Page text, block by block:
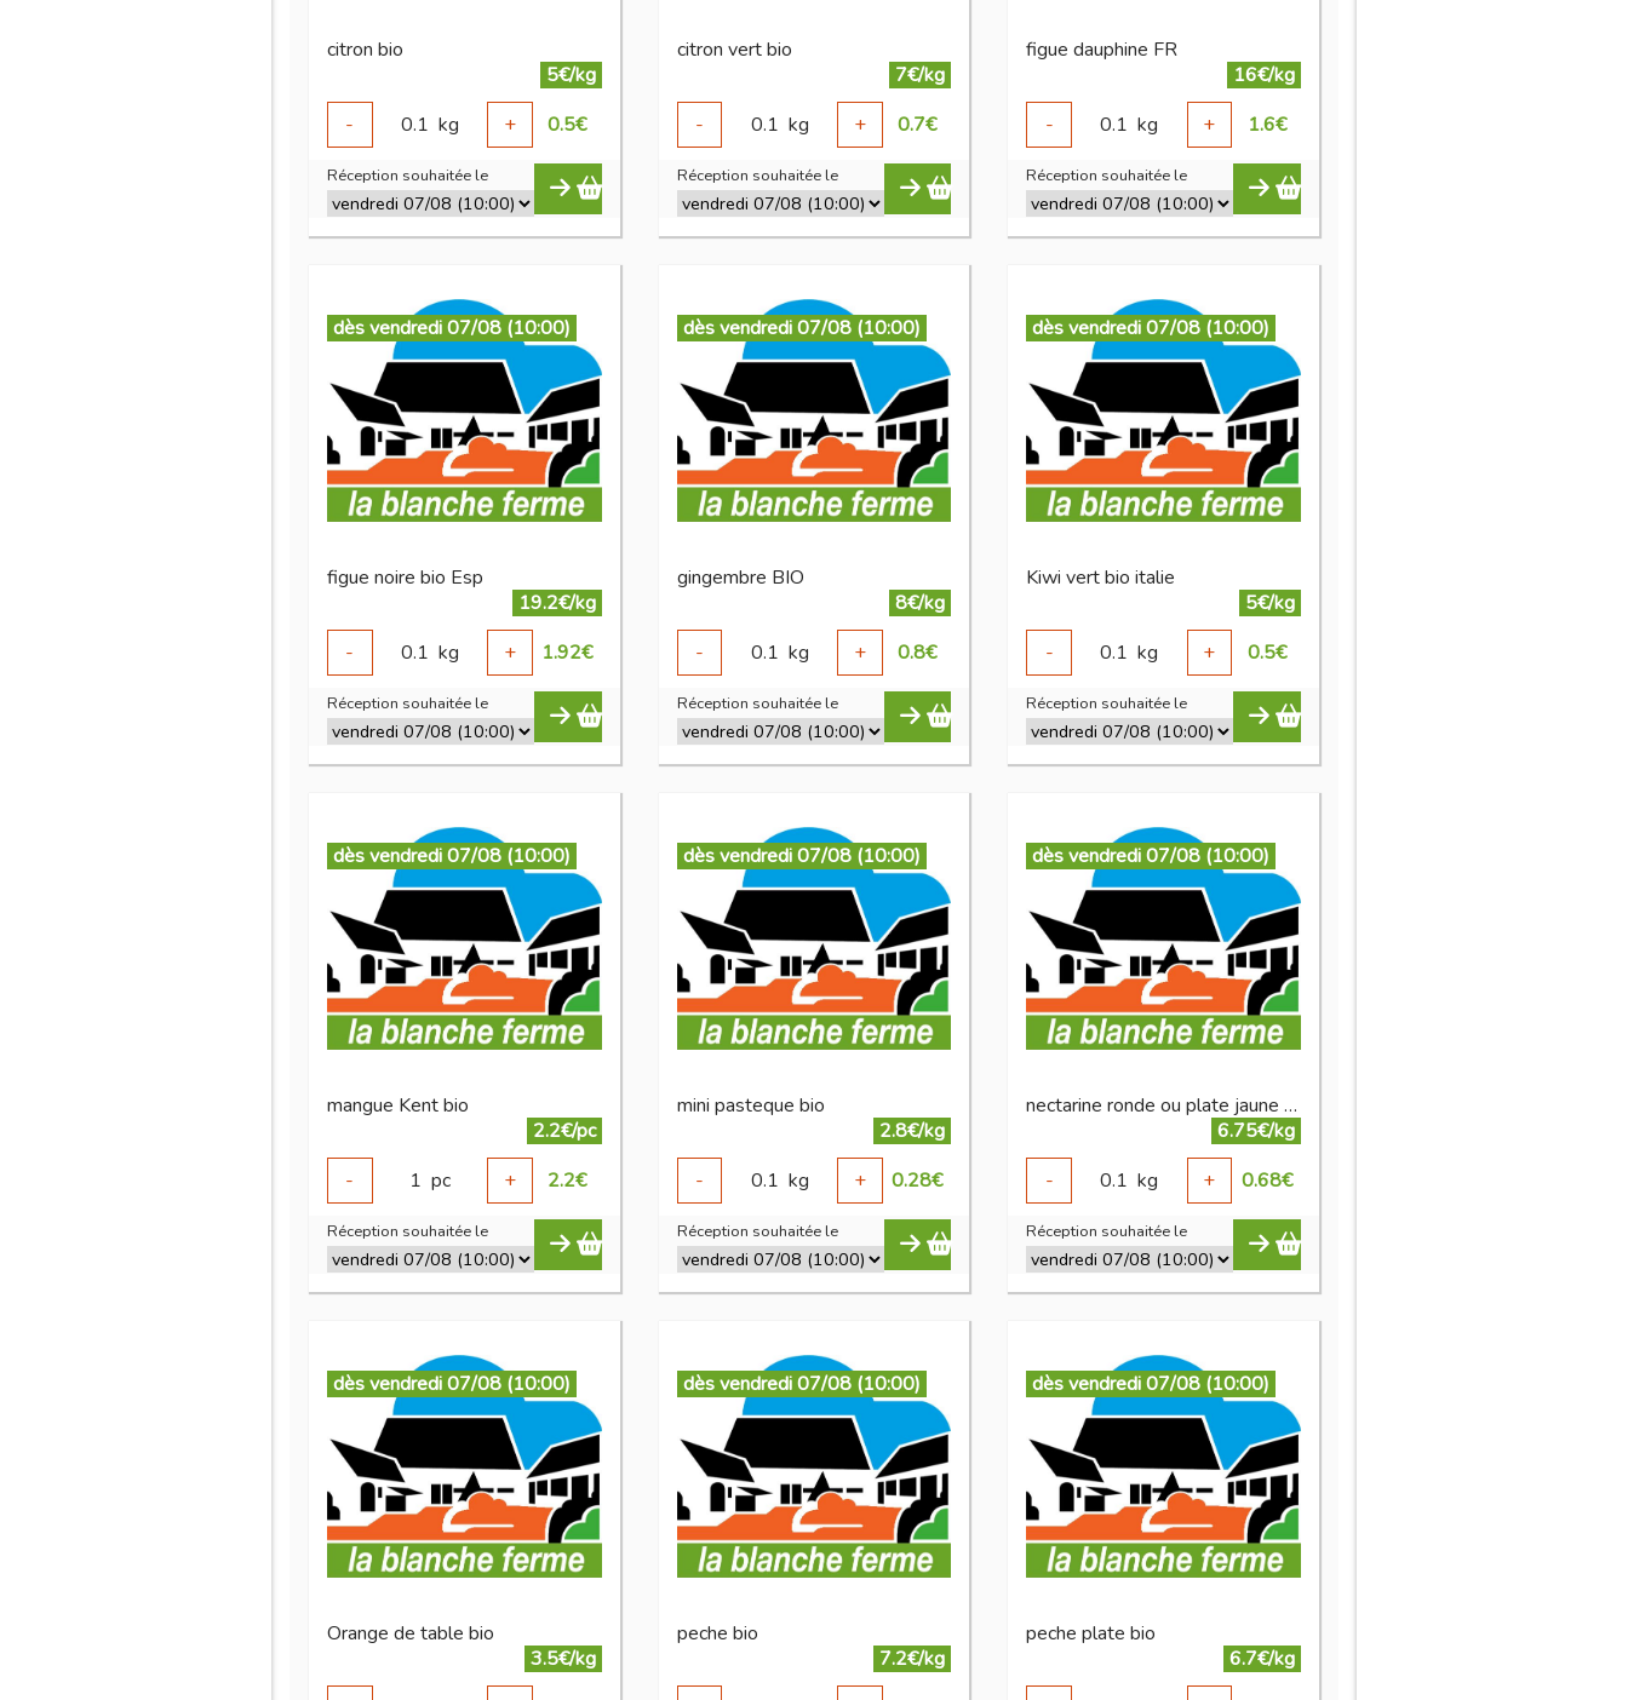
citron bio
5€/kg
-
0.1 kg + 0.5€
Réception souhaitée le
citron vert bio
7€/kg
-
0.1 kg + 0.7€
Réception souhaitée le
figue dauphine FR
16€/kg
-
0.1 kg + 1.6€
Réception souhaitée le
dès vendredi 07/08 (10:00)
figue noire bio Esp
19.2€/kg
-
0.1 kg + 1.92€
Réception souhaitée le
dès vendredi 07/08 (10:00)
gingembre BIO
8€/kg
-
0.1 kg + 0.8€
Réception souhaitée le
dès vendredi 07/08 (10:00)
Kiwi vert bio italie
5€/kg
-
0.1 kg + 0.5€
Réception souhaitée le
dès vendredi 07/08 (10:00)
mangue Kent bio
2.2€/pc
-
1 pc + 2.2€
Réception souhaitée le
dès vendredi 07/08 (10:00)
mini pasteque bio
2.8€/kg
-
0.1 kg + 0.28€
Réception souhaitée le
dès vendredi 07/08 (10:00)
nectarine ronde ou plate jaune bio
6.75€/kg
-
0.1 kg + 0.68€
Réception souhaitée le
dès vendredi 07/08 (10:00)
Orange de table bio
3.5€/kg
dès vendredi 07/08 (10:00)
peche bio
7.2€/kg
dès vendredi 07/08 (10:00)
peche plate bio
6.7€/kg